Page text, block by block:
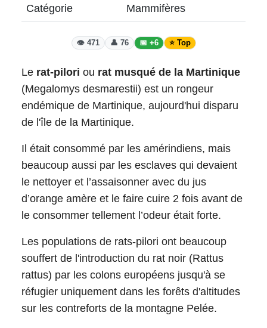
Catégorie Mammifères
👁️ 471 👤 76 📅 +6 ⭐ Top
Le rat-pilori ou rat musqué de la Martinique
(Megalomys desmarestii) est un rongeur
endémique de Martinique, aujourd'hui disparu
de l'île de la Martinique.
Il était consommé par les amérindiens, mais
beaucoup aussi par les esclaves qui devaient
le nettoyer et l’assaisonner avec du jus
d’orange amère et le faire cuire 2 fois avant de
le consommer tellement l’odeur était forte.
Les populations de rats-pilori ont beaucoup
souffert de l'introduction du rat noir (Rattus
rattus) par les colons européens jusqu'à se
réfugier uniquement dans les forêts d'altitudes
sur les contreforts de la montagne Pelée.